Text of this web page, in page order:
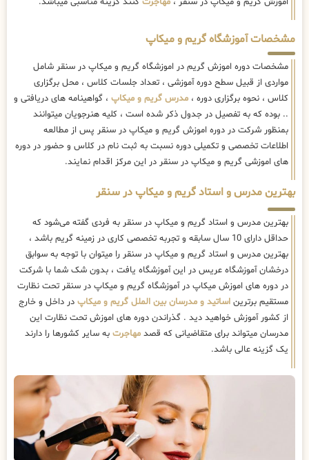
مشخصات آموزشگاه گریم و میکاپ
مشخصات دوره اموزش گریم در اموزشگاه گریم و میکاپ در سنقر شامل
مواردی از قبیل سطح دوره آموزشی ، تعداد جلسات کلاس ، محل برگزاری
کلاس ، نحوه برگزاری دوره ، مدرس گریم و میکاپ ، گواهینامه های دریافتی و
.. بوده که به تفصیل در جدول ذکر شده است ، کلیه هنرجویان میتوانند
بمنظور شرکت در دوره اموزش گریم و میکاپ در سنقر پس از مطالعه
اطلاعات تخصصی و تکمیلی دوره نسبت به ثبت نام در کلاس و حضور در دوره
های اموزشی گریم و میکاپ در سنقر در این مرکز اقدام نمایند.
بهترین مدرس و استاد گریم و میکاپ در سنقر
بهترین مدرس و استاد گریم و میکاپ در سنقر به فردی گفته می‌شود که
حداقل دارای 10 سال سابقه و تجربه تخصصی کاری در زمینه گریم باشد ،
بهترین مدرس و استاد گریم و میکاپ در سنقر را میتوان با توجه به سوابق
درخشان آموزشگاه عریس در این آموزشگاه یافت ، بدون شک شما با شرکت
در دوره های اموزش میکاپ در آموزشگاه گریم و میکاپ در سنقر تحت نظارت
مستقیم برترین اساتید و مدرسان بین الملل گریم و میکاپ در داخل و خارج
از کشور آموزش خواهید دید . گذراندن دوره های اموزش تحت نظارت این
مدرسان میتواند برای متقاضیانی که قصد مهاجرت به سایر کشورها را دارند
یک گزینه عالی باشد.